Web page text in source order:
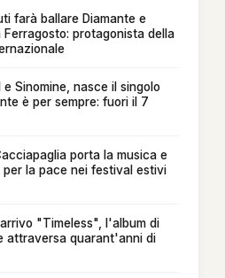
farà ballare Diamante e
Ferragosto: protagonista della
e Sinomine, nasce il singolo
è per sempre: fuori il 7
porta la musica e
per la pace nei festival estivi
arrivo "Timeless", l'album di
attraversa quarant'anni di